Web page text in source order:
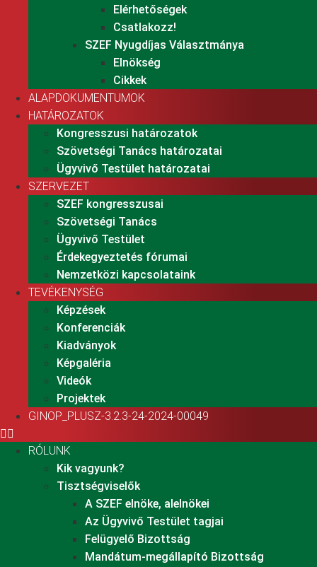
Elérhetőségek
Csatlakozz!
SZEF Nyugdíjas Választmánya
Elnökség
Cikkek
ALAPDOKUMENTUMOK
HATÁROZATOK
Kongresszusi határozatok
Szövetségi Tanács határozatai
Ügyvivő Testület határozatai
SZERVEZET
SZEF kongresszusai
Szövetségi Tanács
Ügyvivő Testület
Érdekegyeztetés fórumai
Nemzetközi kapcsolataink
TEVÉKENYSÉG
Képzések
Konferenciák
Kiadványok
Képgaléria
Videók
Projektek
GINOP_PLUSZ-3.2.3-24-2024-00049
RÓLUNK
Kik vagyunk?
Tisztségviselők
A SZEF elnöke, alelnökei
Az Ügyvivő Testület tagjai
Felügyelő Bizottság
Mandátum-megállapító Bizottság